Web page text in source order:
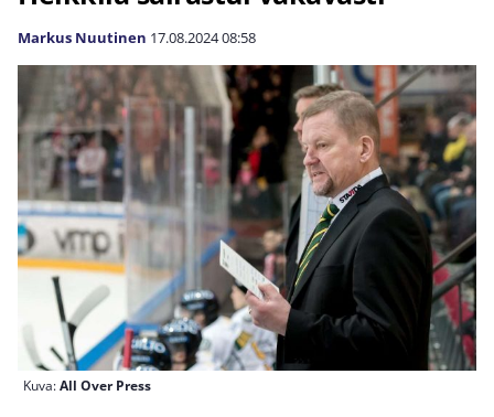
Markus Nuutinen 17.08.202408:58
Kuva:All Over Press